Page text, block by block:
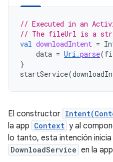
// Executed in an
// The fileUrl is a
val downloadIntent =
data = Uri .parse(
}
startService(
El constructor
la app Context y al
lo tanto, esta intención
DownloadService en la